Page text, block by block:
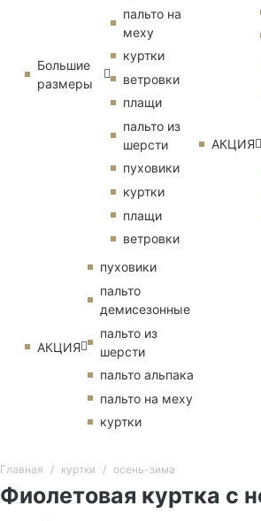
Большие
размеры
пальто на
меху
куртки
ветровки
плащи
пальто из
шерсти
пуховики
куртки
плащи
ветровки
АКЦИЯ
пуховики
пальто
демисезонные
пальто из
шерсти
пальто альпака
пальто на меху
куртки
АКЦИЯ
Главная куртки осень-зима
Фиолетовая куртка с